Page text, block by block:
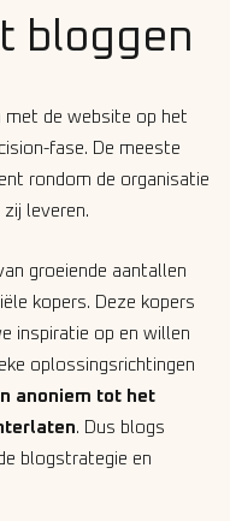
bloggen
met de website op het
fase. De meeste
rondom de organisatie
leveren.
groeiende aantallen
kopers. Deze kopers
inspiratie op en willen
oplossingsrichtingen
anoniem tot het
. Dus blogs
blogstrategie en